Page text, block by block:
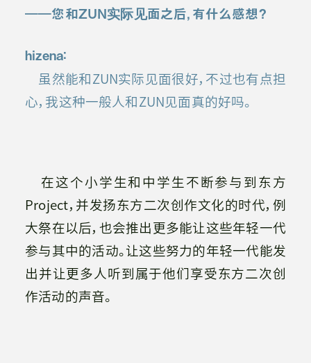
――您和ZUN实际见面之后，有什么感想？
hizena：
虽然能和ZUN实际见面很好，不过也有点担
心，我这种一般人和ZUN见面真的好吗。
在这个小学生和中学生不断参与到东方
Project，并发扬东方二次创作文化的时代，例
大祭在以后，也会推出更多能让这些年轻一代
参与其中的活动。让这些努力的年轻一代能发
出并让更多人听到属于他们享受东方二次创
作活动的声音。